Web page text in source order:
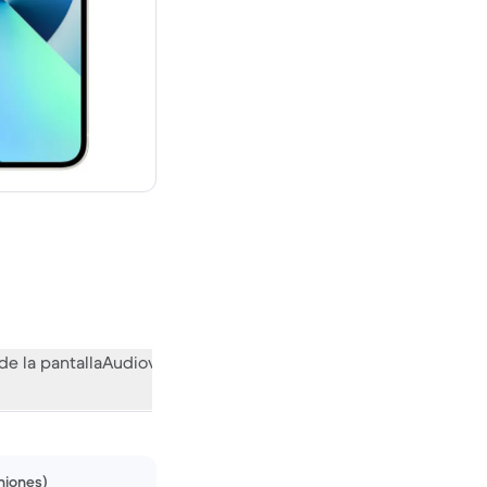
vale 739,00 €
la pantallaAudiovisual